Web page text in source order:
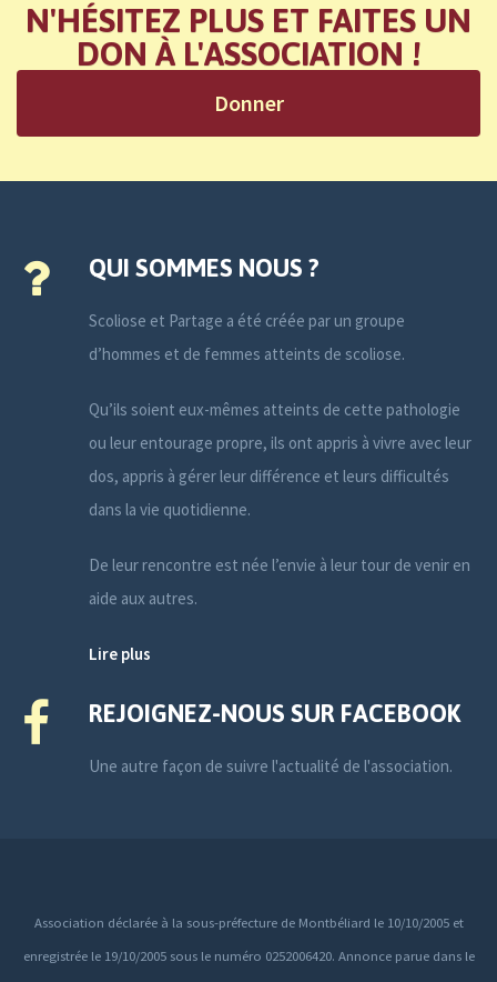
N'HÉSITEZ PLUS ET FAITES UN
DON À L'ASSOCIATION !
Donner
QUI SOMMES NOUS ?
Scoliose et Partage a été créée par un groupe
d’hommes et de femmes atteints de scoliose.
Qu’ils soient eux-mêmes atteints de cette pathologie
ou leur entourage propre, ils ont appris à vivre avec leur
dos, appris à gérer leur différence et leurs difficultés
dans la vie quotidienne.
De leur rencontre est née l’envie à leur tour de venir en
aide aux autres.
Lire plus
REJOIGNEZ-NOUS SUR FACEBOOK
Une autre façon de suivre l'actualité de l'association.
Association déclarée à la sous-préfecture de Montbéliard le 10/10/2005 et
enregistrée le 19/10/2005 sous le numéro 0252006420. Annonce parue dans le